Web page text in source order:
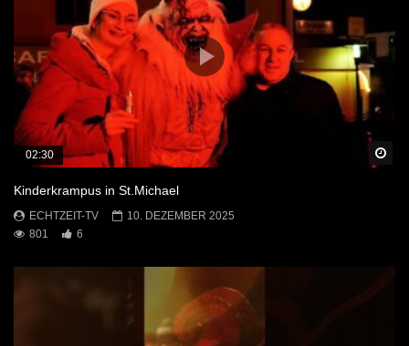
02:30
Kinderkrampus in St.Michael
ECHTZEIT-TV
10. DEZEMBER 2025
801
6